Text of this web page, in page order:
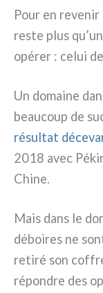
Pour en
reste plus
opé­rer : celui
Un domai­ne
beau­coup de
résul­tat
2018 avec
Chine.
Mais dans le
déboi­res ne
reti­ré son
répon­dre des